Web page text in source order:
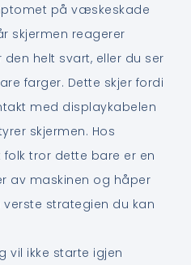
på væskeskade
skjermen reagerer
helt svart, eller du ser
farger. Dette skjer fordi
med displaykabelen
skjermen. Hos
tror dette bare er en
av maskinen og håper
strategien du kan
vil ikke starte igjen